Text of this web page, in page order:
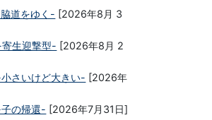
道をゆく- [2026年8月 3
生迎撃型- [2026年8月 2
さいけど大きい- [2026年
の帰還- [2026年7月31日]